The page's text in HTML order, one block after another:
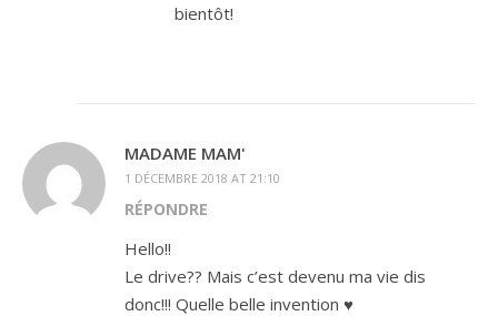
bientôt!
MADAME MAM'
1 DÉCEMBRE 2018 AT 21:10
RÉPONDRE
Hello!!
Le drive?? Mais c’est devenu ma vie dis
donc!!! Quelle belle invention ♥